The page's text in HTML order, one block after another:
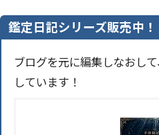
鑑定日記シリーズ販売中！
ブログを元に編集しなおし
しています！